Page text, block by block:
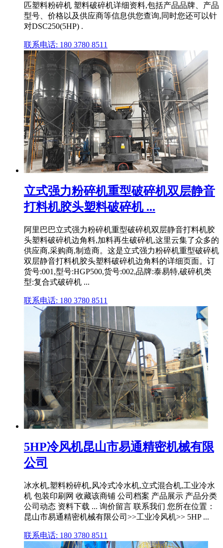
匹塑料粉碎机 塑料破碎机详细资料,包括产品品牌、产品
型号、价格以及供应商等信息供您查询,同时您还可以针
对DSC250(5HP) .
联系电话: 180 3780 8511
立式强力粉碎机重型破碎机双层静音
打料机胶头塑料破碎机 ...
阿里巴巴立式强力粉碎机重型破碎机双层静音打料机胶
头塑料破碎机边角料,加料再生破碎机,这里云集了众多的
供应商,采购商,制造商。这是立式强力粉碎机重型破碎机
双层静音打料机胶头塑料破碎机边角料的详细页面。订
货号:001,型号:HGP500,货号:002,品牌:泰易特,破碎机类
型:复合式破碎机 ...
联系电话: 180 3780 8511
5HP冷风机昆山市易通精密机械有限
公司
冰水机,塑料粉碎机,风冷式冷水机,立式混合机,工业冷水
机 包装印刷网 收藏该商铺 公司档案 产品展示 产品分类
公司动态 资料下载 ... 询价留言 联系我们 您所在位置：
昆山市易通精密机械有限公司>>工业冷风机>> 5HP ...
联系电话: 180 3780 8511